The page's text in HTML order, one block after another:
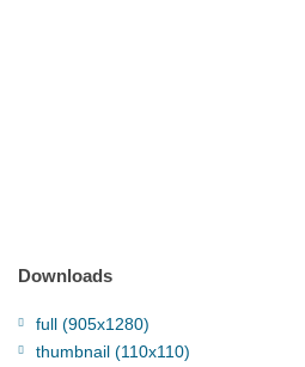
Downloads
full (905x1280)
thumbnail (110x110)